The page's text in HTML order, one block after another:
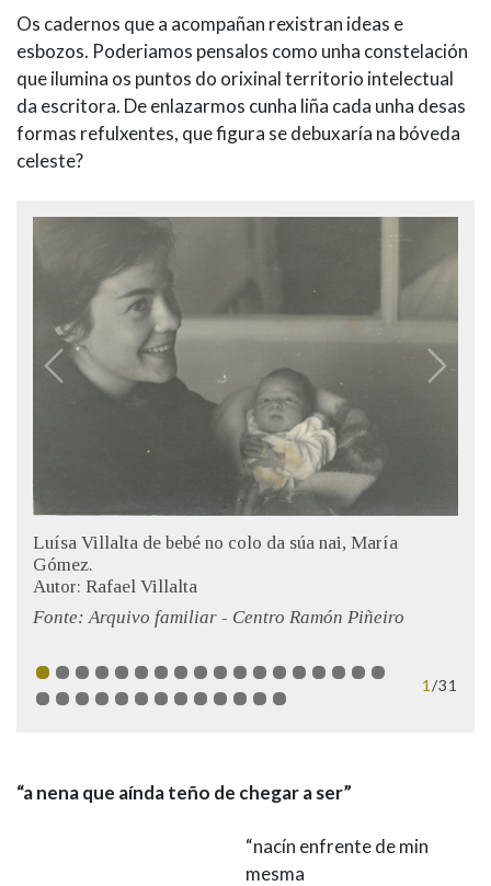
Os cadernos que a acompañan rexistran ideas e
esbozos. Poderiamos pensalos como unha constelación
que ilumina os puntos do orixinal territorio intelectual
da escritora. De enlazarmos cunha liña cada unha desas
formas refulxentes, que figura se debuxaría na bóveda
celeste?
Luísa Villalta de bebé no colo da súa nai, María
Gómez.
Autor: Rafael Villalta
Fonte: Arquivo familiar - Centro Ramón Piñeiro
1 /31
“a nena que aínda teño de chegar a ser”
“nacín enfrente de min
mesma